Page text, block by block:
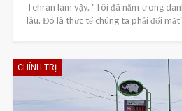
Tehran làm vậy. "Tôi đã nằm trong
lâu. Đó là thực tế chúng ta phải đối
CHÍNH TRỊ